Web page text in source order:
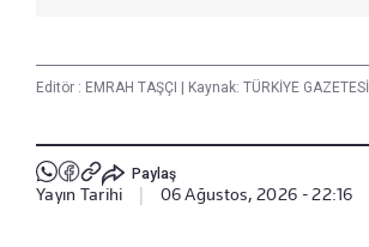
Editör : EMRAH TAŞÇI Kaynak: TÜRKİYE GAZETESİ
Paylaş
Yayın Tarihi 06 Ağustos, 2026 - 22:16